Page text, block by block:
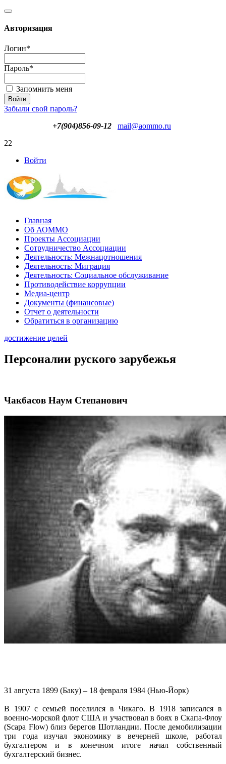
Авторизация
Логин*
Пароль*
Запомнить меня
Забыли свой пароль?
+7(904)856-09-12
mail@aommo.ru
22
Войти
Главная
Об АОММО
Проекты Ассоциации
Сотрудничество Ассоциации
Деятельность: Межнацотношения
Деятельность: Миграция
Деятельность: Социальное обслуживание
Противодействие коррупции
Медиа-центр
Документы (финансовые)
Отчет о деятельности
Обратиться в организацию
достижение целей
Персоналии руского зарубежья
Чакбасов Наум Степанович
31 августа 1899 (Баку) – 18 февраля 1984 (Нью-Йорк)
В 1907 с семьей поселился в Чикаго. В 1918 записался в
военно-морской флот США и участвовал в боях в Скапа-Флоу
(Scapa Flow) близ берегов Шотландии. После демобилизации
три года изучал экономику в вечерней школе, работал
бухгалтером и в конечном итоге начал собственный
бухгалтерский бизнес.